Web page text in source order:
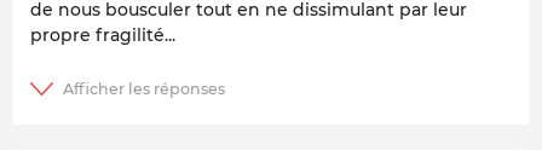
de nous bousculer tout en ne dissimulant par leur
propre fragilité...